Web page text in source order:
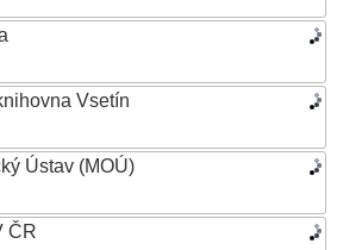
Vsetín
Ústav (MOÚ)
ČR